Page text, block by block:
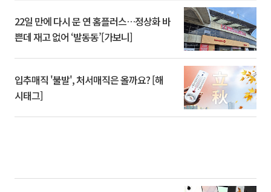
22일 만에 다시 문 연 홈플러스…정상화 바
쁜데 재고 없어 ‘발동동’[가보니]
입추매직 '불발', 처서매직은 올까요? [해
시태그]